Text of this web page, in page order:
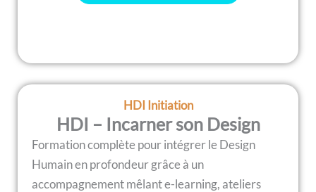
HDI Initiation
HDI – Incarner son Design
Formation complète pour intégrer le Design
Humain en profondeur grâce à un
accompagnement mêlant e-learning, ateliers